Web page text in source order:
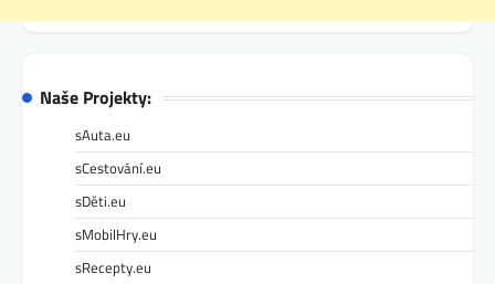
Naše Projekty:
sAuta.eu
sCestování.eu
sDěti.eu
sMobilHry.eu
sRecepty.eu